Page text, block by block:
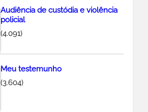
Audiência de custódia e violência
policial
(4.091)
Meu testemunho
(3.604)